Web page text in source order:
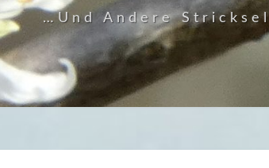
…und Andere